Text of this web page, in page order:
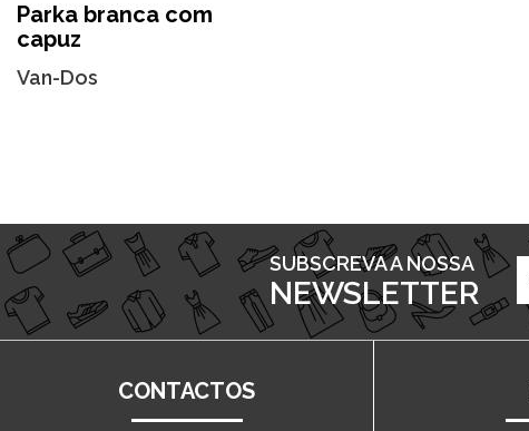
Parka branca com
capuz
Van-Dos
SUBSCREVA A NOSSA
NEWSLETTER
CONTACTOS